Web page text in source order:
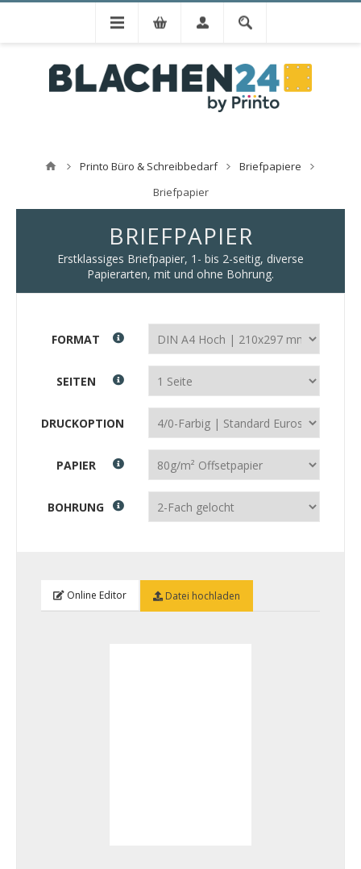
Printo Büro & Schreibbedarf
Briefpapiere
Briefpapier
BRIEFPAPIER
Erstklassiges Briefpapier, 1- bis 2-seitig, diverse
Papierarten, mit und ohne Bohrung.
FORMAT
SEITEN
DRUCKOPTION
PAPIER
BOHRUNG
Online Editor Datei hochladen